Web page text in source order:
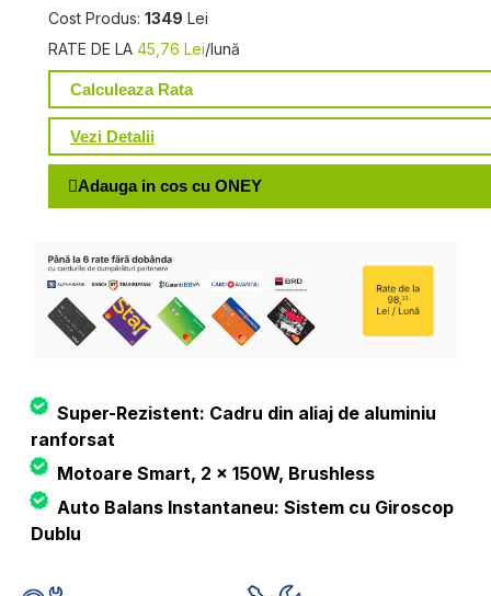
Cost Produs: 1349 Lei
RATE DE LA 45,76 Lei/lună
Calculeaza Rata
Vezi Detalii
Adauga in cos cu ONEY
Super-Rezistent: Cadru din aliaj de aluminiu
ranforsat
Motoare Smart, 2 x 150W, Brushless
Auto Balans Instantaneu: Sistem cu Giroscop
Dublu